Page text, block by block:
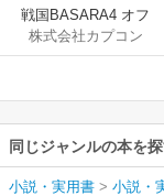
戦国BASARA4 オフ
ィシャルコンプリー
トワークス
株式会社カプコン
同じジャンルの本を
小説・実用書 > 小説・